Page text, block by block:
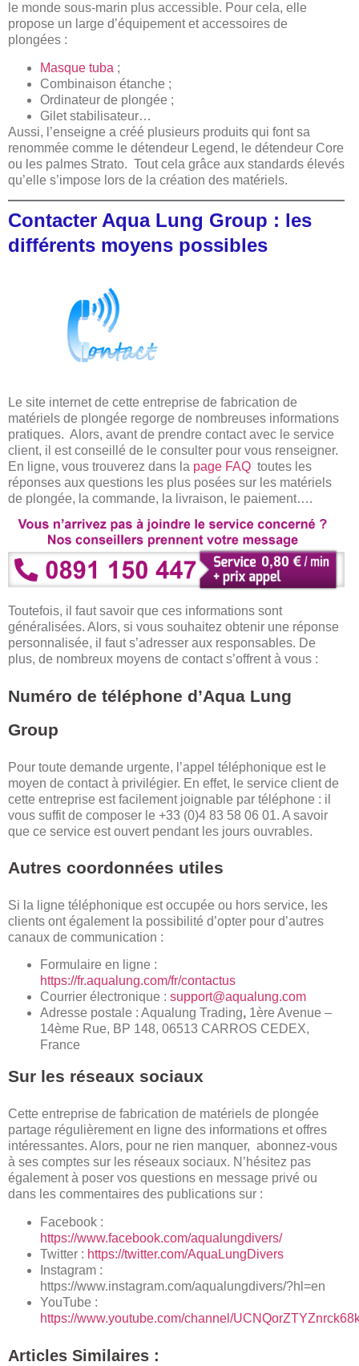
le monde sous-marin plus accessible. Pour cela, elle
propose un large d’équipement et accessoires de
plongées :
Masque tuba ;
Combinaison étanche ;
Ordinateur de plongée ;
Gilet stabilisateur…
Aussi, l’enseigne a créé plusieurs produits qui font sa
renommée comme le détendeur Legend, le détendeur Core
ou les palmes Strato. Tout cela grâce aux standards élevés
qu’elle s’impose lors de la création des matériels.
Contacter Aqua Lung Group : les
différents moyens possibles
Le site internet de cette entreprise de fabrication de
matériels de plongée regorge de nombreuses informations
pratiques. Alors, avant de prendre contact avec le service
client, il est conseillé de le consulter pour vous renseigner.
En ligne, vous trouverez dans la page FAQ toutes les
réponses aux questions les plus posées sur les matériels
de plongée, la commande, la livraison, le paiement….
Toutefois, il faut savoir que ces informations sont
généralisées. Alors, si vous souhaitez obtenir une réponse
personnalisée, il faut s’adresser aux responsables. De
plus, de nombreux moyens de contact s’offrent à vous :
Numéro de téléphone d’Aqua Lung
Group
Pour toute demande urgente, l’appel téléphonique est le
moyen de contact à privilégier. En effet, le service client de
cette entreprise est facilement joignable par téléphone : il
vous suffit de composer le +33 (0)4 83 58 06 01. A savoir
que ce service est ouvert pendant les jours ouvrables.
Autres coordonnées utiles
Si la ligne téléphonique est occupée ou hors service, les
clients ont également la possibilité d’opter pour d’autres
canaux de communication :
Formulaire en ligne :
https://fr.aqualung.com/fr/contactus
Courrier électronique : support@aqualung.com
Adresse postale : Aqualung Trading, 1ère Avenue –
14ème Rue, BP 148, 06513 CARROS CEDEX,
France
Sur les réseaux sociaux
Cette entreprise de fabrication de matériels de plongée
partage régulièrement en ligne des informations et offres
intéressantes. Alors, pour ne rien manquer, abonnez-vous
à ses comptes sur les réseaux sociaux. N’hésitez pas
également à poser vos questions en message privé ou
dans les commentaires des publications sur :
Facebook :
https://www.facebook.com/aqualungdivers/
Twitter : https://twitter.com/AquaLungDivers
Instagram :
https://www.instagram.com/aqualungdivers/?hl=en
YouTube :
https://www.youtube.com/channel/
Articles Similaires :